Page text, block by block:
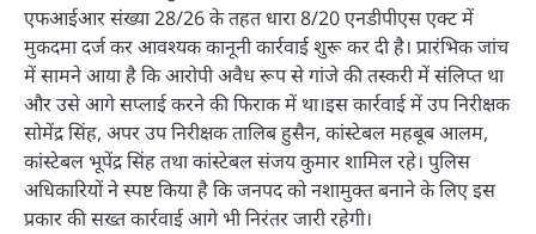
एफआईआर संख्या 28/26 के तहत धारा 8/20 एनडीपीएस एक्ट में
मुकदमा दर्ज कर आवश्यक कानूनी कार्रवाई शुरू कर दी है। प्रारंभिक जांच
में सामने आया है कि आरोपी अवैध रूप से गांजे की तस्करी में संलिप्त था
और उसे आगे सप्लाई करने की फिराक में था।इस कार्रवाई में उप निरीक्षक
सोमेंद्र सिंह, अपर उप निरीक्षक तालिब हुसैन, कांस्टेबल महबूब आलम,
कांस्टेबल भूपेंद्र सिंह तथा कांस्टेबल संजय कुमार शामिल रहे। पुलिस
अधिकारियों ने स्पष्ट किया है कि जनपद को नशामुक्त बनाने के लिए इस
प्रकार की सख्त कार्रवाई आगे भी निरंतर जारी रहेगी।